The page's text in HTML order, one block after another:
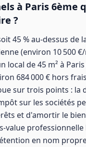
à Paris 6ème
?
45 % au-dessus de
(environ 10 500 €/
local de 45 m² à
684 000 € hors
sur trois points : la
sur les sociétés
et d'amortir le
value professionnelle
en nom